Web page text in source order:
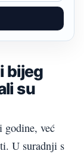
bijeg
su
godine, već
U suradnji s